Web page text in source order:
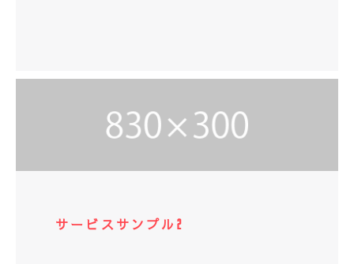
サービスサンプル2